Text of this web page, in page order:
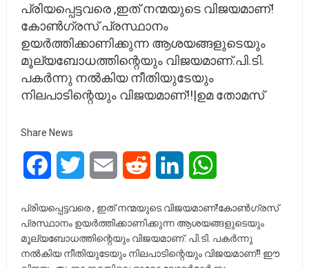
പ്രിയപ്പെട്ടവരെ ,ഇത് നന്മയുടെ വിജയമാണ്!
കോൺഗ്രസ് പ്രസ്ഥാനം
ഉയർത്തിക്കാണിക്കുന്ന ആശയങ്ങളുടെയും
മൂല്യബോധത്തിന്റെയും വിജയമാണ്.പി.ടി.
പകർന്നു നൽകിയ നീതിയുടേയും
നിലപാടിന്റെയും വിജയമാണ്!!|ഉമ തോമസ്
Share News
FacebookTwitter Email Reddit LinkedIn
പ്രിയപ്പെട്ടവരെ , ഇത് നന്മയുടെ വിജയമാണ്!കോൺഗ്രസ്
പ്രസ്ഥാനം ഉയർത്തിക്കാണിക്കുന്ന ആശയങ്ങളുടെയും
മൂല്യബോധത്തിന്റെയും വിജയമാണ്. പി.ടി. പകർന്നു
നൽകിയ നീതിയുടേയും നിലപാടിന്റെയും വിജയമാണ്!! ഈ